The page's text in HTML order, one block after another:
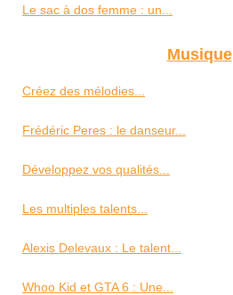
Le sac à dos femme : un...
Musique
Créez des mélodies...
Frédéric Peres : le danseur...
Développez vos qualités...
Les multiples talents...
Alexis Delevaux : Le talent...
Whoo Kid et GTA 6 : Une...